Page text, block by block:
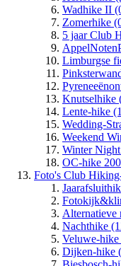
Wadhike II
Zomerhike
5 jaar Club
Limburgse
Knutselhike
Lente-hike
Wedding-
Weekend
Winter
OC-hike
Foto's Club
Alternatieve
Nachthike
Veluwe-
Dijken-hike